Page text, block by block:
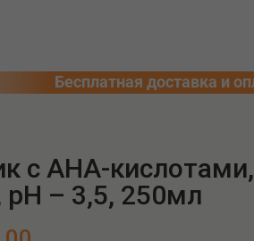
с AHA-кислотами,
pH – 3,5, 250мл